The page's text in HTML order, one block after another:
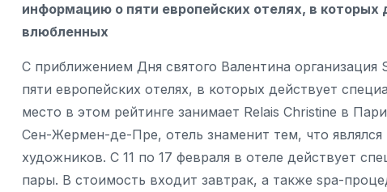
информацию о пяти европейских отелях, в
влюбленных
С приближением Дня святого Валентина
пяти европейских отелях, в которых действует
место в этом рейтинге занимает Relais Christine в
Сен-Жермен-де-Пре, отель знаменит тем, что
художников. С 11 по 17 февраля в отеле действует
пары. В стоимость входит завтрак, а также spa-